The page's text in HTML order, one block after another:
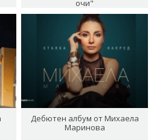
очи"
Дебютен албум от Михаела
Маринова